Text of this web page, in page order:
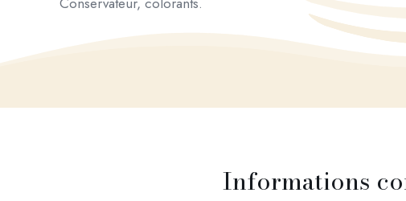
Informations